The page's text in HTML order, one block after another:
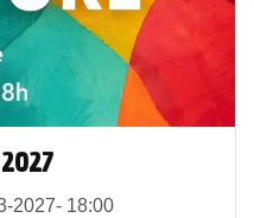
2027- 18:00